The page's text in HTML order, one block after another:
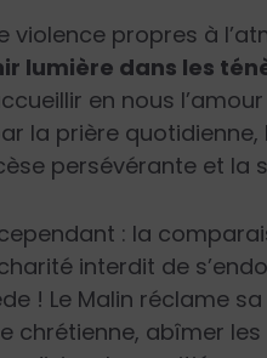
violence propres à
lumière dans les
en nous
la prière
persévérante et la
: la
interdit de
! Le Malin réclame
chrétienne, abîmer